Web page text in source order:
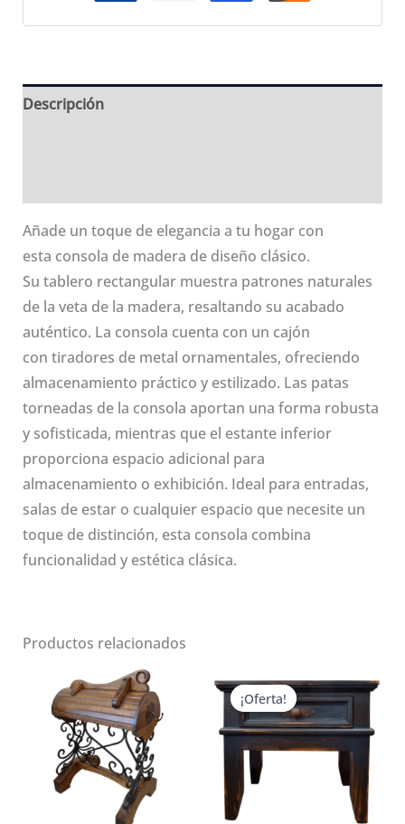
Descripción
Añade un toque de elegancia a tu hogar con
esta consola de madera de diseño clásico.
Su tablero rectangular muestra patrones naturales
de la veta de la madera, resaltando su acabado
auténtico. La consola cuenta con un cajón
con tiradores de metal ornamentales, ofreciendo
almacenamiento práctico y estilizado. Las patas
torneadas de la consola aportan una forma robusta
y sofisticada, mientras que el estante inferior
proporciona espacio adicional para
almacenamiento o exhibición. Ideal para entradas,
salas de estar o cualquier espacio que necesite un
toque de distinción, esta consola combina
funcionalidad y estética clásica.
Productos relacionados
¡Oferta!
¡Oferta!